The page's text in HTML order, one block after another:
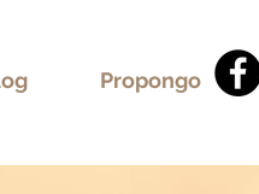
Propongo